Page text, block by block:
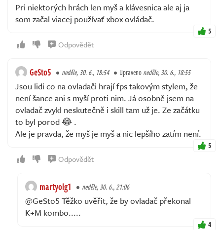
Pri niektorých hrách len myš a klávesnica ale aj ja
som začal viacej používať xbox ovládač.
5
Odpovědět
GeSto5 neděle, 30. 6., 18:54 Upravenoneděle, 30. 6., 18:55
Jsou lidi co na ovladači hrají fps takovým stylem, že
není šance ani s myší proti nim. Já osobně jsem na
ovladač zvykl neskutečně i skill tam už je. Ze začátku
to byl porod 😂 .
Ale je pravda, že myš je myš a nic lepšího zatím není.
5
Odpovědět
martyolg1 neděle, 30. 6., 21:06
@GeSto5 Těžko uvěřit, že by ovladač překonal
K+M kombo.....
4